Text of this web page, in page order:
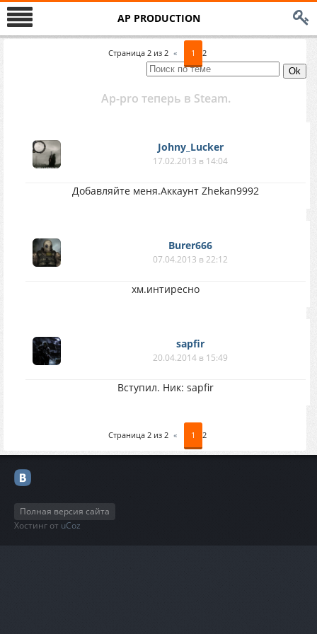
AP PRODUCTION
Страница 2 из 2 « 1 2
Ap-pro теперь в Steam.
Johny_Lucker
17.02.2013 в 14:04
Добавляйте меня.Аккаунт Zhekan9992
Burer666
07.04.2013 в 22:12
хм.интиресно
sapfir
20.04.2014 в 15:49
Вступил. Ник: sapfir
Страница 2 из 2 « 1 2
Полная версия сайта
Хостинг от uCoz